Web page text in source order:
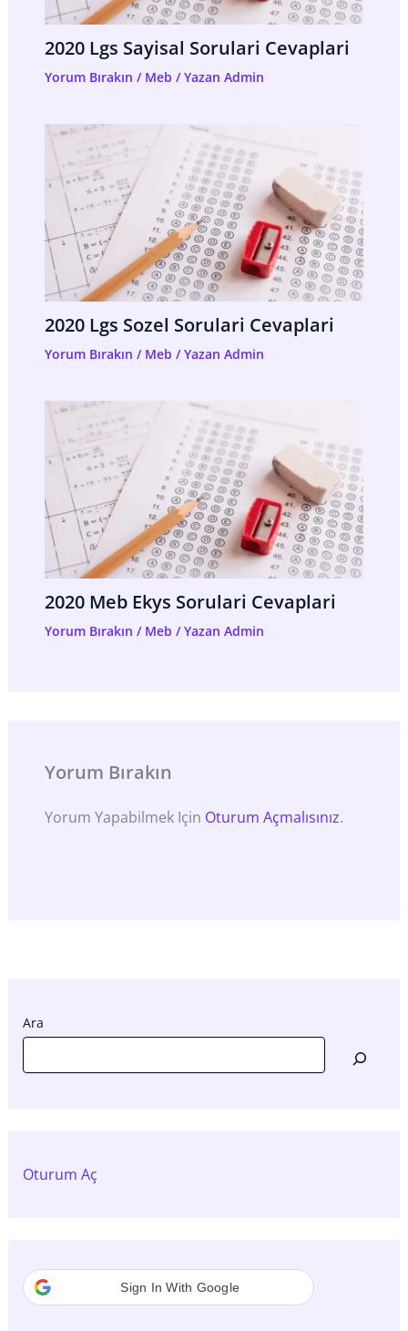
2020 Lgs Sayisal Sorulari Cevaplari
Yorum Bırakın / Meb / Yazan Admin
2020 Lgs Sozel Sorulari Cevaplari
Yorum Bırakın / Meb / Yazan Admin
2020 Meb Ekys Sorulari Cevaplari
Yorum Bırakın / Meb / Yazan Admin
Yorum Bırakın
Yorum Yapabilmek Için Oturum Açmalısınız.
Ara
Oturum Aç
Sign In With Google